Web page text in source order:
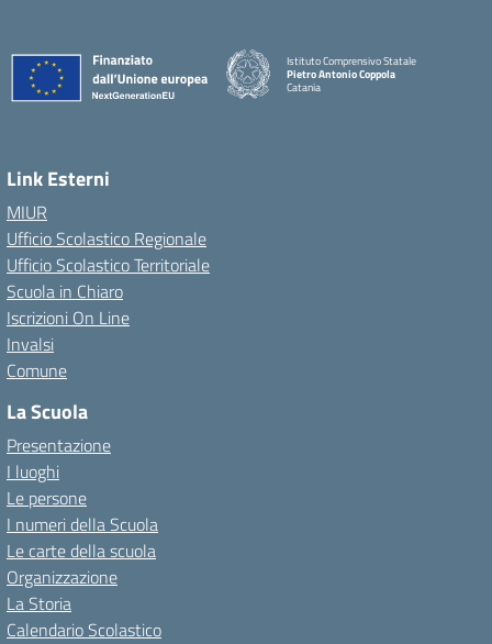
Istituto Comprensivo Statale
Pietro Antonio Coppola
Catania
Link Esterni
MIUR
Ufficio Scolastico Regionale
Ufficio Scolastico Territoriale
Scuola in Chiaro
Iscrizioni On Line
Invalsi
Comune
La Scuola
Presentazione
I luoghi
Le persone
I numeri della Scuola
Le carte della scuola
Organizzazione
La Storia
Calendario Scolastico